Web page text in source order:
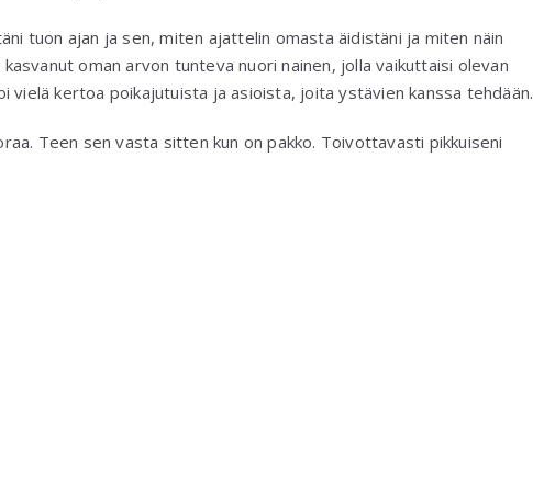
tuon ajan ja sen, miten ajattelin omasta äidistäni ja miten näin
oman arvon tunteva nuori nainen, jolla vaikuttaisi olevan
kertoa poikajutuista ja asioista, joita ystävien kanssa tehdään.
Teen sen vasta sitten kun on pakko. Toivottavasti pikkuiseni